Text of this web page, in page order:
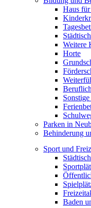
Haus
Weitere
Horte
Parken in
Behinderung
Sport und
Baden